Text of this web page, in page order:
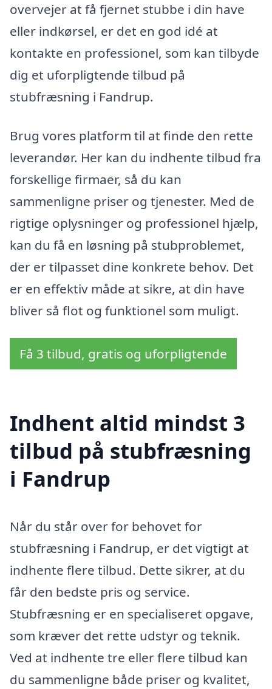
overvejer at få fjernet stubbe i din have
eller indkørsel, er det en god idé at
kontakte en professionel, som kan tilbyde
dig et uforpligtende tilbud på
stubfræsning i Fandrup.
Brug vores platform til at finde den rette
leverandør. Her kan du indhente tilbud fra
forskellige firmaer, så du kan
sammenligne priser og tjenester. Med de
rigtige oplysninger og professionel hjælp,
kan du få en løsning på stubproblemet,
der er tilpasset dine konkrete behov. Det
er en effektiv måde at sikre, at din have
bliver så flot og funktionel som muligt.
Få 3 tilbud, gratis og uforpligtende
Indhent altid mindst 3
tilbud på stubfræsning
i Fandrup
Når du står over for behovet for
stubfræsning i Fandrup, er det vigtigt at
indhente flere tilbud. Dette sikrer, at du
får den bedste pris og service.
Stubfræsning er en specialiseret opgave,
som kræver det rette udstyr og teknik.
Ved at indhente tre eller flere tilbud kan
du sammenligne både priser og kvalitet,